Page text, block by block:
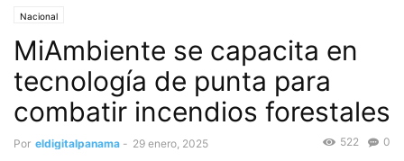
Nacional
MiAmbiente se capacita en
tecnología de punta para
combatir incendios forestales
Por eldigitalpanama - 29 enero, 2025 0
522